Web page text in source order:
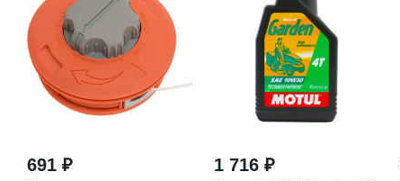
691 ₽ 1 716 ₽